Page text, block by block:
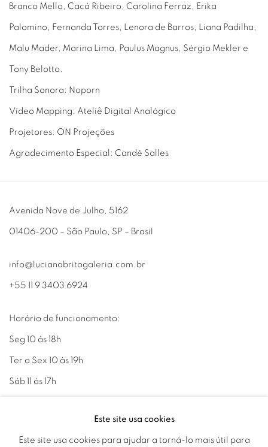
Branco Mello, Cacá Ribeiro, Carolina Ferraz, Erika
Palomino, Fernanda Torres, Lenora de Barros, Liana Padilha,
Malu Mader, Marina Lima, Paulus Magnus, Sérgio Mekler e
Tony Belotto.
Trilha Sonora: Noporn
Vídeo Mapping: Ateliê Digital Analógico
Projetores: ON Projeções
Agradecimento Especial: Candé Salles
Avenida Nove de Julho, 5162
01406-200 – São Paulo, SP – Brasil
info@lucianabritogaleria.com.br
+55 11 9 3403 6924
Horário de funcionamento:
Seg 10 às 18h
Ter a Sex 10 às 19h
Sáb 11 às 17h
Go
Este site usa cookies
Este site usa cookies para ajudar a torná-lo mais útil para